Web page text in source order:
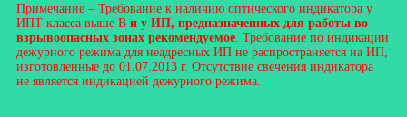
Примечание – Требование к наличию оптического индикатора у
ИПТ класса выше В и у ИП, предназначенных для работы во
взрывоопасных зонах рекомендуемое . Требование по индикации
дежурного режима для неадресных ИП не распространяется на ИП,
изготовленные до 01.07.2013 г. Отсутствие свечения индикатора
не является индикацией дежурного режима.